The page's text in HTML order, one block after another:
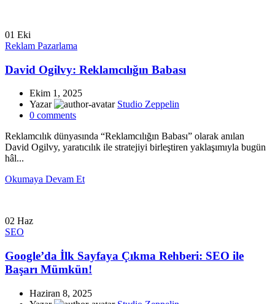
01 Eki
Reklam Pazarlama
David Ogilvy: Reklamcılığın Babası
Ekim 1, 2025
Yazar
Studio Zeppelin
0 comments
Reklamcılık dünyasında “Reklamcılığın Babası” olarak anılan
David Ogilvy, yaratıcılık ile stratejiyi birleştiren yaklaşımıyla bugün
hâl...
Okumaya Devam Et
02 Haz
SEO
Google’da İlk Sayfaya Çıkma Rehberi: SEO ile
Başarı Mümkün!
Haziran 8, 2025